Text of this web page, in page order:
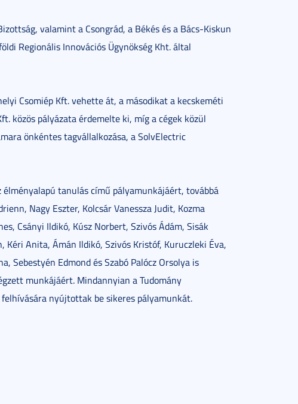
valamint a Csongrád, a Békés és a Bács-Kiskun
Regionális Innovációs Ügynökség Kht. által
Csomiép Kft. vehette át, a másodikat a kecskeméti
közös pályázata érdemelte ki, míg a cégek közül
önkéntes tagvállalkozása, a SolvElectric
tanulás című pályamunkájáért, továbbá
Nagy Eszter, Kolcsár Vanessza Judit, Kozma
Csányi Ildikó, Kúsz Norbert, Szivós Ádám, Sisák
Anita, Ámán Ildikó, Szivós Kristóf, Kuruczleki Éva,
Sebestyén Edmond és Szabó Palócz Orsolya is
munkájáért. Mindannyian a Tudomány
nyújtottak be sikeres pályamunkát.